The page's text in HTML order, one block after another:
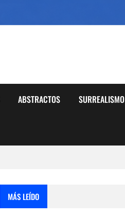
ABSTRACTOS SURREALISMO
MÁS LEÍDO